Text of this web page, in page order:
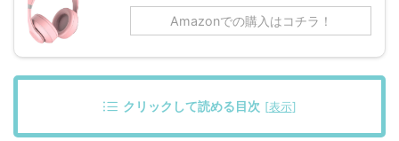
Amazonでの購入はコチラ！
クリックして読める目次 [表示]